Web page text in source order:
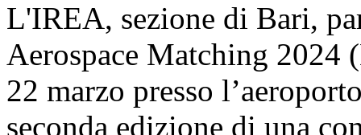
L'IREA, sezione di Bari,
Aerospace Matching
22 marzo presso
seconda edizione di una